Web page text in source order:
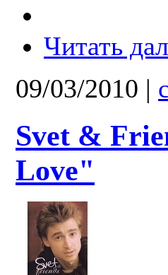
Читать
09/03/2010 |
Svet &
Love"